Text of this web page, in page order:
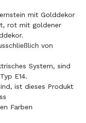
mit Golddekor
rot mit goldener
von
System, sind
E14.
ist dieses Produkt
Farben